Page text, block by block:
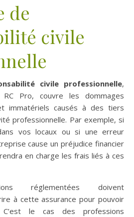
de
civile
civile professionnelle,
RC Pro, couvre les dommages
immatériels causés à des tiers
professionnelle. Par exemple, si
vos locaux ou si une erreur
cause un préjudice financier
en charge les frais liés à ces
réglementées doivent
à cette assurance pour pouvoir
C’est le cas des professions